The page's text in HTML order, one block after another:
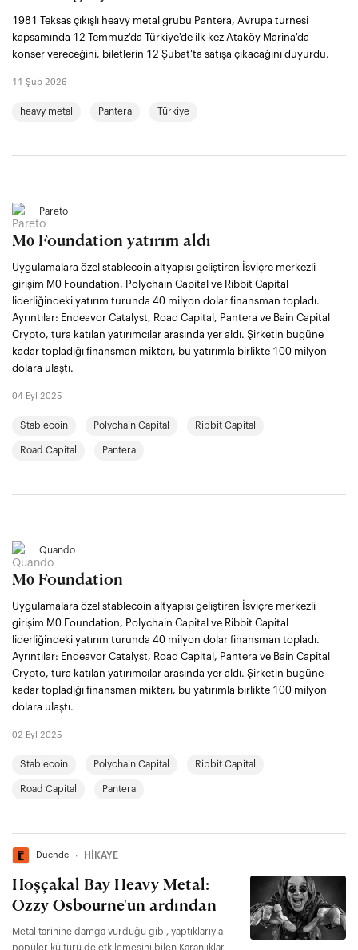
1981 Teksas çıkışlı heavy metal grubu Pantera, Avrupa turnesi
kapsamında 12 Temmuz'da Türkiye'de ilk kez Ataköy Marina'da
konser vereceğini, biletlerin 12 Şubat'ta satışa çıkacağını duyurdu.
11 Şub 2026
heavy metal Pantera Türkiye
Pareto
M0 Foundation yatırım aldı
Uygulamalara özel stablecoin altyapısı geliştiren İsviçre merkezli
girişim M0 Foundation, Polychain Capital ve Ribbit Capital
liderliğindeki yatırım turunda 40 milyon dolar finansman topladı.
Ayrıntılar: Endeavor Catalyst, Road Capital, Pantera ve Bain Capital
Crypto, tura katılan yatırımcılar arasında yer aldı. Şirketin bugüne
kadar topladığı finansman miktarı, bu yatırımla birlikte 100 milyon
dolara ulaştı.
04 Eyl 2025
Stablecoin Polychain Capital Ribbit Capital
Road Capital Pantera
Quando
M0 Foundation
Uygulamalara özel stablecoin altyapısı geliştiren İsviçre merkezli
girişim M0 Foundation, Polychain Capital ve Ribbit Capital
liderliğindeki yatırım turunda 40 milyon dolar finansman topladı.
Ayrıntılar: Endeavor Catalyst, Road Capital, Pantera ve Bain Capital
Crypto, tura katılan yatırımcılar arasında yer aldı. Şirketin bugüne
kadar topladığı finansman miktarı, bu yatırımla birlikte 100 milyon
dolara ulaştı.
02 Eyl 2025
Stablecoin Polychain Capital Ribbit Capital
Road Capital Pantera
Duende ∙ HİKAYE
Hoşçakal Bay Heavy Metal:
Ozzy Osbourne'un ardından
Metal tarihine damga vurduğu gibi, yaptıklarıyla
popüler kültürü de etkilemesini bilen Karanlıklar